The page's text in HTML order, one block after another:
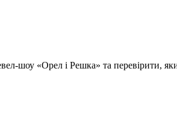
шоу «Орел і Решка» та перевірити,